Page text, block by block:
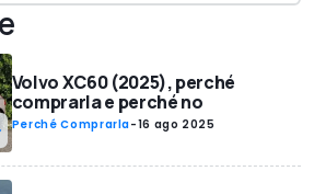
Volvo XC60 (2025), perché
comprarla e perché no
Perché Comprarla-16 ago 2025